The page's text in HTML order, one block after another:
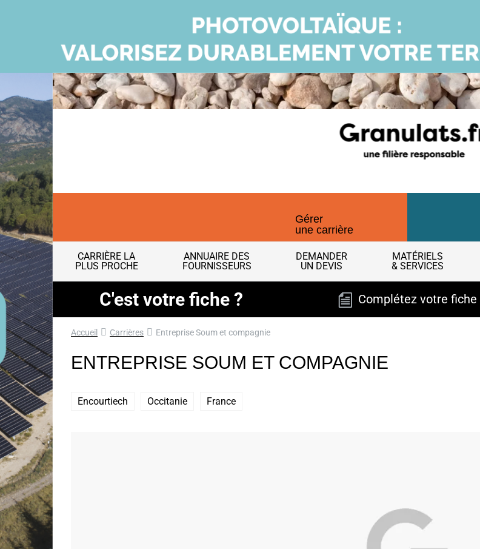
Gérer
une carrière
CARRIÈRE LA
PLUS PROCHE
ANNUAIRE DES
FOURNISSEURS
DEMANDER
UN DEVIS
MATÉRIELS
& SERVICES
C'est votre fiche ? Complétez votre fiche
Accueil Carrières Entreprise Soum et compagnie
ENTREPRISE SOUM ET COMPAGNIE
Encourtiech Occitanie France